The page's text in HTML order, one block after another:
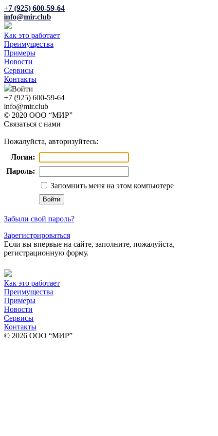
+7 (925) 600-59-64
info@mir.club
Как это работает
Преимущества
Примеры
Новости
Сервисы
Контакты
Войти
+7 (925) 600-59-64
info@mir.club
© 2020 ООО “МИР”
Связаться с нами
Пожалуйста, авторизуйтесь:
Логин:
Пароль:
Запомнить меня на этом компьютере
Забыли свой пароль?
Зарегистрироваться
Если вы впервые на сайте, заполните, пожалуйста,
регистрационную форму.
Как это работает
Преимущества
Примеры
Новости
Сервисы
Контакты
© 2026 ООО “МИР”